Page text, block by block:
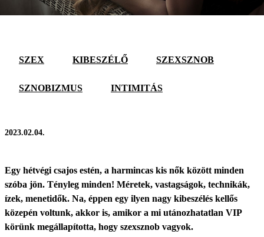
SZEX KIBESZÉLŐ SZEXSZNOB
SZNOBIZMUS INTIMITÁS
2023.02.04.
Egy hétvégi csajos estén, a harmincas kis nők között minden
szóba jön. Tényleg minden! Méretek, vastagságok, technikák,
ízek, menetidők. Na, éppen egy ilyen nagy kibeszélés kellős
közepén voltunk, akkor is, amikor a mi utánozhatatlan VIP
körünk megállapította, hogy szexsznob vagyok.